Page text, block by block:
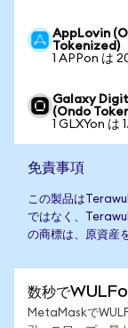
AppLovin
Tokenized)
1 APPon は
Galaxy
(Ondo
1 GLXYon は
免責事項
この製品は
ではなく、
の商標は、原資産
数秒で
MetaMaskで